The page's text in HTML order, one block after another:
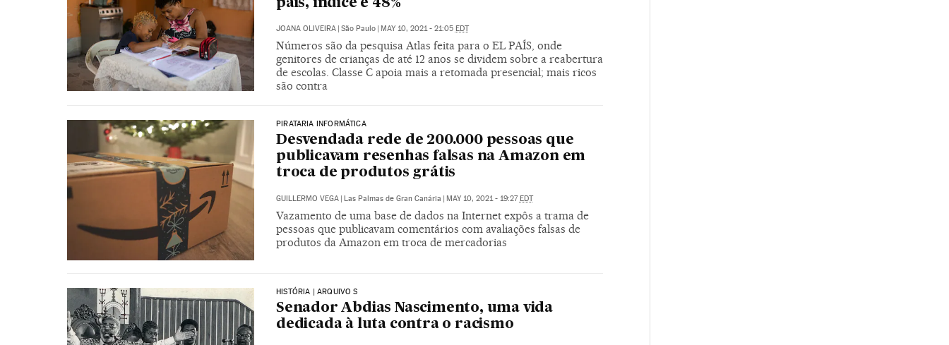
pais, índice é 48%
JOANA OLIVEIRA | São Paulo | MAY 10, 2021 - 21:05 EDT
Números são da pesquisa Atlas feita para o EL PAÍS, onde
genitores de crianças de até 12 anos se dividem sobre a reabertura
de escolas. Classe C apoia mais a retomada presencial; mais ricos
são contra
PIRATARIA INFORMÁTICA
Desvendada rede de 200.000 pessoas que
publicavam resenhas falsas na Amazon em
troca de produtos grátis
GUILLERMO VEGA | Las Palmas de Gran Canária | MAY 10, 2021 - 19:27EDT
Vazamento de uma base de dados na Internet expôs a trama de
pessoas que publicavam comentários com avaliações falsas de
produtos da Amazon em troca de mercadorias
HISTÓRIA | ARQUIVO S
Senador Abdias Nascimento, uma vida
dedicada à luta contra o racismo